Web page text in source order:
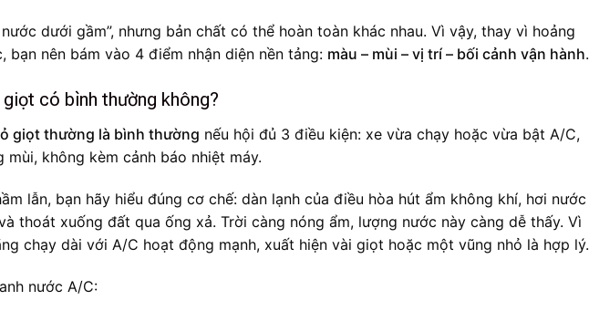
dưới gầm”, nhưng bản chất có thể hoàn toàn khác nhau. Vì vậy, thay vì hoảng
bạn nên bám vào 4 điểm nhận diện nền tảng: màu – mùi – vị trí – bối cảnh vận hành.
có bình thường không?
giọt thường là bình thường nếu hội đủ 3 điều kiện: xe vừa chạy hoặc vừa bật A/C,
không kèm cảnh báo nhiệt máy.
lẫn, bạn hãy hiểu đúng cơ chế: dàn lạnh của điều hòa hút ẩm không khí, hơi nước
thoát xuống đất qua ống xả. Trời càng nóng ẩm, lượng nước này càng dễ thấy. Vì
chạy dài với A/C hoạt động mạnh, xuất hiện vài giọt hoặc một vũng nhỏ là hợp lý.
nước A/C: